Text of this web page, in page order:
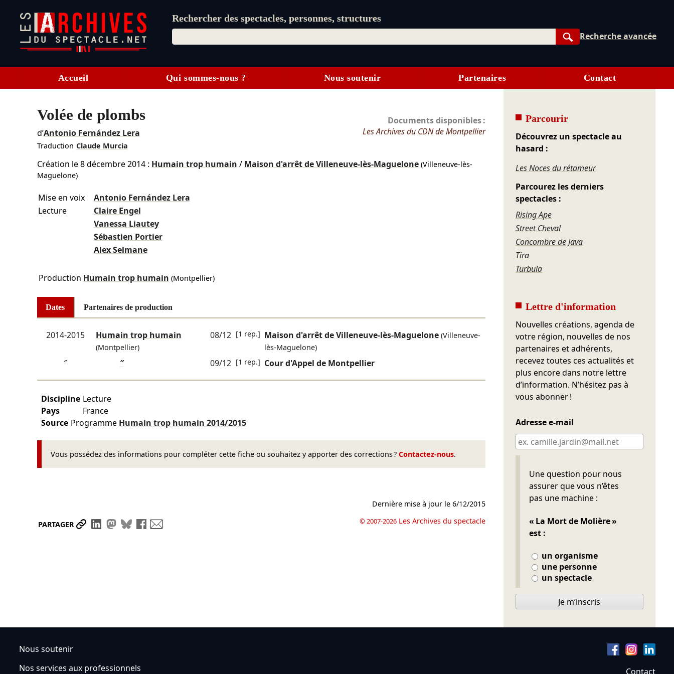
Rechercher des spectacles, personnes, structures
Rechercher
Recherche avancée
Accueil Qui sommes-nous ? Nous soutenir Partenaires Contact
Documents disponibles :
Les Archives du CDN de Montpellier
Volée de plombs
d’Antonio Fernández Lera
Traduction Claude Murcia
Création le8 décembre 2014: Humain trop humain / Maison d'arrêt de Villeneuve-lès-Maguelone(Villeneuve-lès-
Maguelone)
Mise en voix
Antonio Fernández Lera
Lecture
Claire Engel
Vanessa Liautey
Sébastien Portier
Alex Selmane
Production Humain trop humain (Montpellier)
Dates Partenaires de production
2014-2015 Humain trop humain
(Montpellier)
08/12 [1 rep.] Maison d'arrêt de Villeneuve-lès-Maguelone (Villeneuve-
lès-Maguelone)
″ ″ 09/12 [1 rep.] Cour d'Appel de Montpellier
Discipline Lecture
Pays
France
Source Programme Humain trop humain2014/2015
Vous possédez des informations pour compléter cette fiche ou souhaitez y apporter des corrections ? Contactez-nous.
PARTAGER Partager le lien
Partager sur LinkedIn
Partager sur Mastodon
Partager sur Bluesky
Partager sur Facebook
Dernière mise à jour le6/12/2015
© 2007-2026 Les Archives du spectacle
Parcourir
Découvrez un spectacle au
hasard :
Les Noces du rétameur
Parcourez les derniers
spectacles :
Rising Ape
Street Cheval
Concombre de Java
Tira
Turbula
Lettre d'information
Nouvelles créations, agenda de
votre région, nouvelles de nos
partenaires et adhérents,
recevez toutes ces actualités et
plus encore dans notre lettre
d’information. N’hésitez pas à
vous abonner !
Adresse e-mail
Une question pour nous
assurer que vous n’êtes
pas une machine :
« La Mort de Molière »
est :
un organisme
une personne
un spectacle
Ne pas remplir
Je m’inscris
Nous soutenir
Nos services aux professionnels
Contact